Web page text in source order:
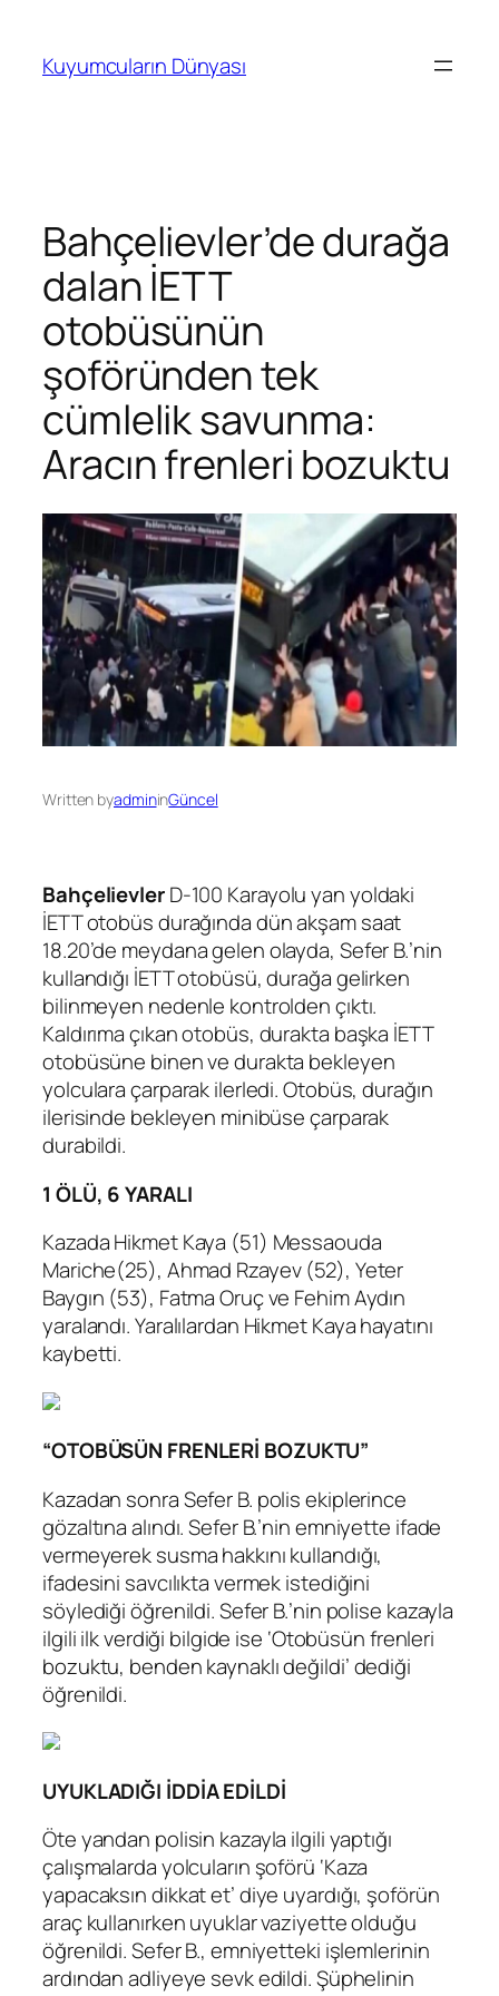
Kuyumcuların Dünyası
Bahçelievler’de durağa
dalan İETT
otobüsünün
şoföründen tek
cümlelik savunma:
Aracın frenleri bozuktu
Written byadmininGüncel
BahçelievlerD-100 Karayolu yan yoldaki
İETT otobüs durağında dün akşam saat
18.20’de meydana gelen olayda, Sefer B.’nin
kullandığı İETT otobüsü, durağa gelirken
bilinmeyen nedenle kontrolden çıktı.
Kaldırıma çıkan otobüs, durakta başka İETT
otobüsüne binen ve durakta bekleyen
yolculara çarparak ilerledi. Otobüs, durağın
ilerisinde bekleyen minibüse çarparak
durabildi.
1 ÖLÜ, 6 YARALI
Kazada Hikmet Kaya (51) Messaouda
Mariche(25), Ahmad Rzayev (52), Yeter
Baygın (53), Fatma Oruç ve Fehim Aydın
yaralandı. Yaralılardan Hikmet Kaya hayatını
kaybetti.
“OTOBÜSÜN FRENLERİ BOZUKTU”
Kazadan sonra Sefer B. polis ekiplerince
gözaltına alındı. Sefer B.’nin emniyette ifade
vermeyerek susma hakkını kullandığı,
ifadesini savcılıkta vermek istediğini
söylediği öğrenildi. Sefer B.’nin polise kazayla
ilgili ilk verdiği bilgide ise ‘Otobüsün frenleri
bozuktu, benden kaynaklı değildi’ dediği
öğrenildi.
UYUKLADIĞI İDDİA EDİLDİ
Öte yandan polisin kazayla ilgili yaptığı
çalışmalarda yolcuların şoförü ‘Kaza
yapacaksın dikkat et’ diye uyardığı, şoförün
araç kullanırken uyuklar vaziyette olduğu
öğrenildi. Sefer B., emniyetteki işlemlerinin
ardından adliyeye sevk edildi. Şüphelinin